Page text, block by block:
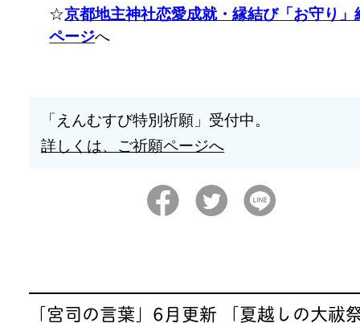
☆京都地主神社恋愛成就・縁結び「お守り」
ページへ
「えんむすび特別祈願」受付中。
詳しくは、ご祈願ページへ
「宮司の言葉」6月更新 「夏越しの大祓